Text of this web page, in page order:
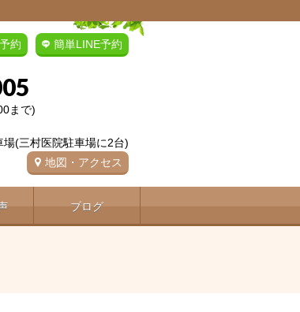
簡単LINE予約
約
まで)
場(三村医院駐車場に2台)
地図・アクセス
ブログ